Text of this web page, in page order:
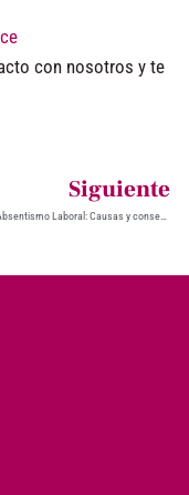
con nosotros y te
Siguiente
Así vivimos “Absentismo Laboral: Causas y consecuencias para la empresa”